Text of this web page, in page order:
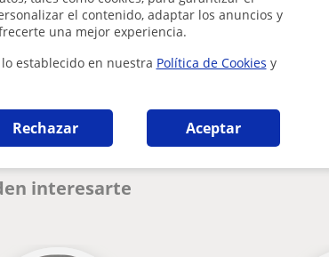
el contenido, adaptar los anuncios y
una mejor experiencia.
establecido en nuestra Política de Cookies y
Rechazar Aceptar
en este perfil?Cuéntanos
interesarte